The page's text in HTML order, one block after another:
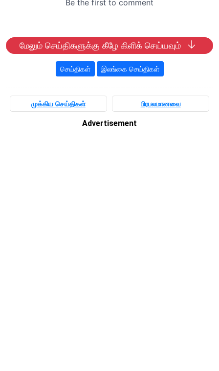
மேலும் செய்திகளுக்கு கீழே கிளிக் செய்யவும்
செய்திகள் இலங்கை செய்திகள்
முக்கிய செய்திகள் பிரபலமானவை
Advertisement